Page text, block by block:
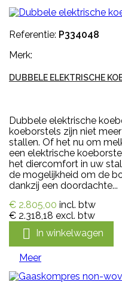
Referentie: P334048
Merk:
DUBBELE ELEKTRISCHE
Dubbele elektrische
koeborstels zijn niet
stallen. Of het nu om
een elektrische
het diercomfort in uw
de mogelijkheid om de
dankzij een doordachte...
€ 2.805,00 incl. btw
€ 2.318,18 excl. btw
 In winkelwagen
Meer